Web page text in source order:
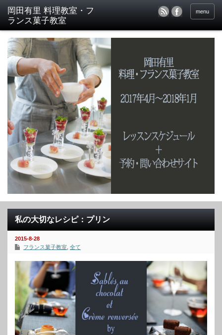
menu
私の大切なレシピ：プリン
2015-8-28
フランス菓子教室 全て